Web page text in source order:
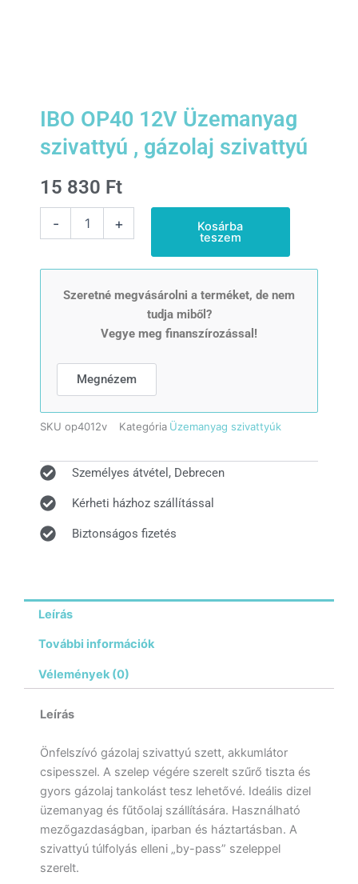
IBO OP40 12V Üzemanyag
szivattyú , gázolaj szivattyú
15 830 Ft
- + Kosárba
teszem
Szeretné megvásárolni a terméket, de nem
tudja miből?
Vegye meg finanszírozással!
Megnézem
SKU op4012v Kategória Üzemanyag szivattyúk
Személyes átvétel, Debrecen
Kérheti házhoz szállítással
Biztonságos fizetés
Leírás
További információk
Vélemények (0)
Leírás
Önfelszívó gázolaj szivattyú szett, akkumlátor
csipesszel. A szelep végére szerelt szűrő tiszta és
gyors gázolaj tankolást tesz lehetővé. Ideális dizel
üzemanyag és fűtőolaj szállítására. Használható
mezőgazdaságban, iparban és háztartásban. A
szivattyú túlfolyás elleni „by-pass” szeleppel
szerelt.